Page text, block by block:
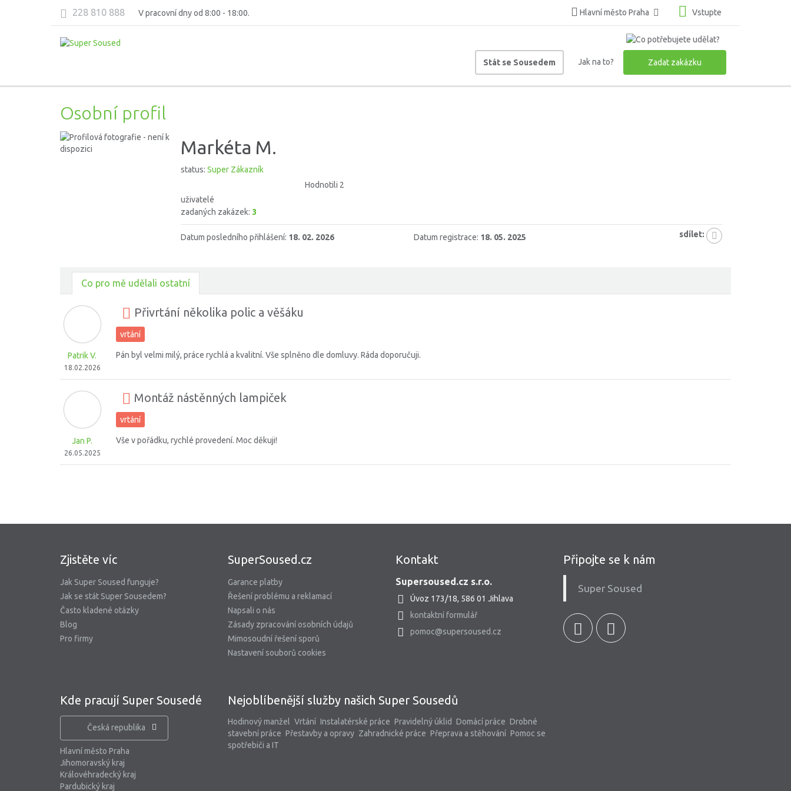
228 810 888 V pracovní dny od 8:00 - 18:00. Hlavní město Praha Vstupte
Stát se Sousedem Jak na to? Zadat zakázku
Osobní profil
Markéta M.
status: Super Zákazník
Hodnotili 2
uživatelé
zadaných zakázek: 3
Datum posledního přihlášení: 18. 02. 2026 Datum registrace: 18. 05. 2025 sdílet:
Co pro mě udělali ostatní
Patrik V.
18.02.2026
Přivrtání několika polic a věšáku
vrtání
Pán byl velmi milý, práce rychlá a kvalitní. Vše splněno dle domluvy. Ráda doporučuji.
Jan P.
26.05.2025
Montáž nástěnných lampiček
vrtání
Vše v pořádku, rychlé provedení. Moc děkuji!
Zjistěte víc
Jak Super Soused funguje?
Jak se stát Super Sousedem?
Často kladené otázky
Blog
Pro firmy
SuperSoused.cz
Garance platby
Řešení problému a reklamací
Napsali o nás
Zásady zpracování osobních údajů
Mimosoudní řešení sporů
Nastavení souborů cookies
Kontakt
Supersoused.cz s.r.o.
Úvoz 173/18, 586 01 Jihlava
kontaktní formulář
pomoc@supersoused.cz
Kde pracují Super Sousedé
Česká republika
Hlavní město Praha
Jihomoravský kraj
Královéhradecký kraj
Pardubický kraj
Nejoblíbenější služby našich Super Sousedů
Hodinový manžel Vrtání Instalatérské práce Pravidelný úklid Domácí práce Drobné
stavební práce Přestavby a opravy Zahradnické práce Přeprava a stěhování Pomoc se
spotřebiči a IT
Připojte se k nám
Super Soused